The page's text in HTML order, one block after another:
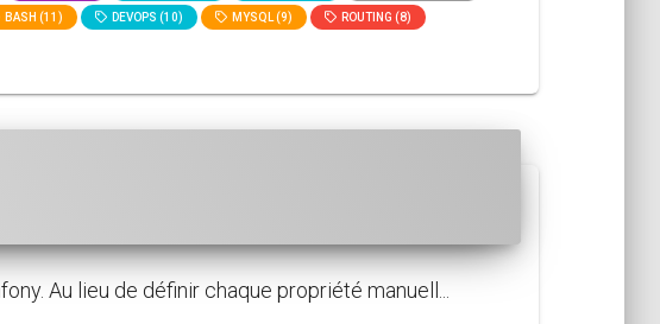
BASH (11) DEVOPS (10) MYSQL (9) ROUTING (8)
Au lieu de définir chaque propriété manuell...